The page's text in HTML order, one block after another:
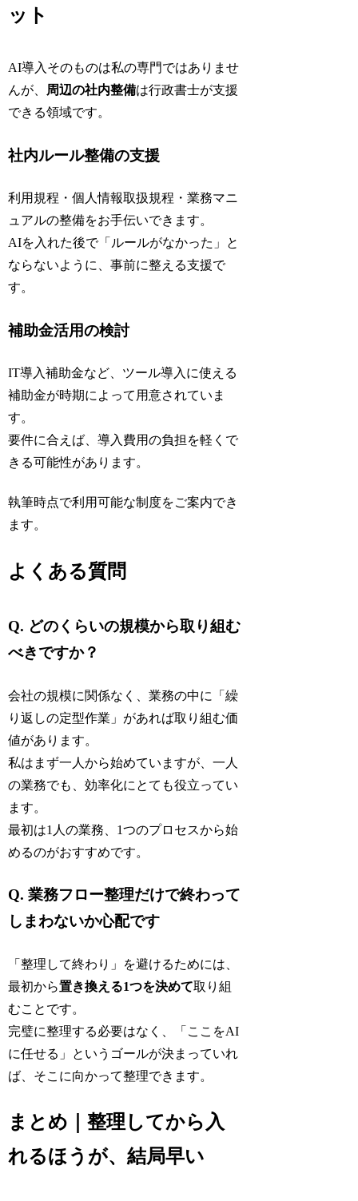
ット
AI導入そのものは私の専門ではありませ
んが、
周辺の社内整備は行政書士が支援
できる領域です。
社内ルール整備の支援
利用規程・個人情報取扱規程・業務マニ
ュアルの整備をお手伝いできます。
AIを入れた後で「ルールがなかった」と
ならないように、事前に整える支援で
す。
補助金活用の検討
IT導入補助金など、ツール導入に使える
補助金が時期によって用意されていま
す。
要件に合えば、導入費用の負担を軽くで
きる可能性があります。
執筆時点で利用可能な制度をご案内でき
ます。
よくある質問
Q. どのくらいの規模から取り組む
べきですか？
会社の規模に関係なく、業務の中に「繰
り返しの定型作業」があれば取り組む価
値があります。
私はまず一人から始めていますが、一人
の業務でも、効率化にとても役立ってい
ます。
最初は1人の業務、1つのプロセスから始
めるのがおすすめです。
Q. 業務フロー整理だけで終わって
しまわないか心配です
「整理して終わり」を避けるためには、
最初から置き換える1つを決めて取り組
むことです。
完璧に整理する必要はなく、「ここをAI
に任せる」というゴールが決まっていれ
ば、そこに向かって整理できます。
まとめ｜整理してから入
れるほうが、結局早い